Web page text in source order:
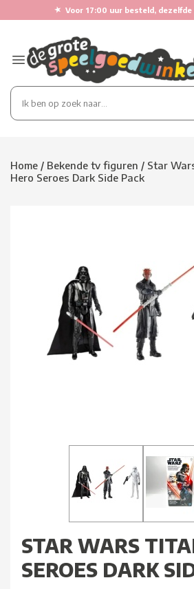
★ Voor 17:00 uur besteld,
Home / Bekende tv figuren / Star
Hero Seroes Dark Side Pack
STAR WARS
SEROES DARK